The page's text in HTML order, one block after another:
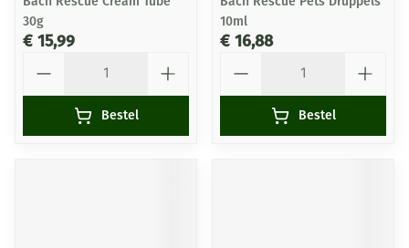
30g
€ 15,99
Bestel
10ml
€ 16,88
Bestel